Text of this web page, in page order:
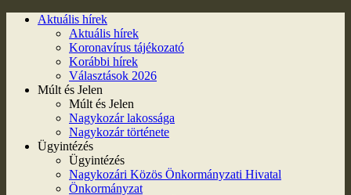
Aktuális hírek
Aktuális hírek
Koronavírus tájékozató
Korábbi hírek
Választások 2026
Múlt és Jelen
Múlt és Jelen
Nagykozár lakossága
Nagykozár története
Ügyintézés
Ügyintézés
Nagykozári Közös Önkormányzati Hivatal
Önkormányzat